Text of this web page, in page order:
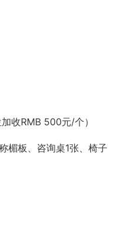
收RMB 500元/个）
楣板、咨询桌1张、椅子